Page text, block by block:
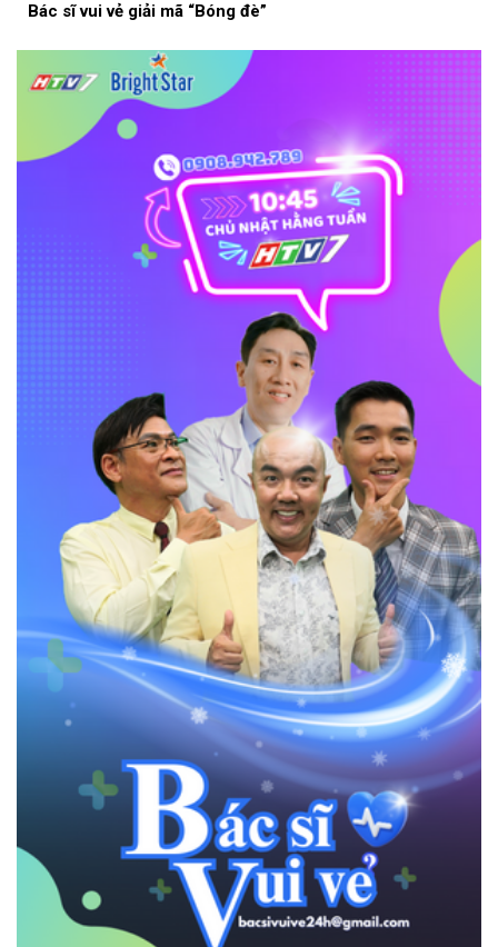
Bác sĩ vui vẻ giải mã “Bóng đè”